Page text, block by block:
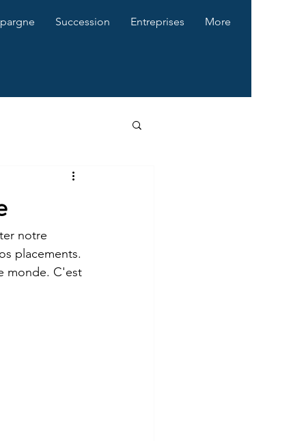
Succession Entreprises More
notre
placements.
monde. C'est